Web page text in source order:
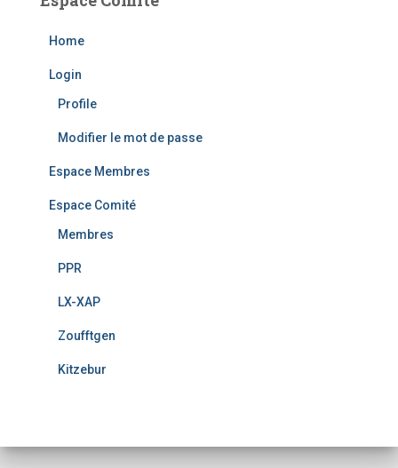
Home
Login
Profile
Modifier le mot de passe
Espace Membres
Espace Comité
Membres
PPR
LX-XAP
Zoufftgen
Kitzebur